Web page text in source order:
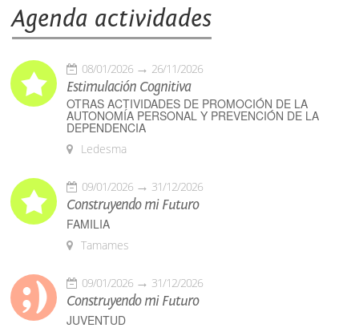
Agenda actividades
08/01/2026 26/11/2026
Estimulación Cognitiva
OTRAS ACTIVIDADES DE PROMOCIÓN DE LA
AUTONOMÍA PERSONAL Y PREVENCIÓN DE LA
DEPENDENCIA
Ledesma
09/01/2026 31/12/2026
Construyendo mi Futuro
FAMILIA
Tamames
09/01/2026 31/12/2026
Construyendo mi Futuro
JUVENTUD